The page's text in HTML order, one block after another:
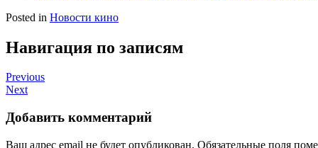
Posted in Новости кино
Навигация по записям
Previous
Next
Добавить комментарий
Ваш адрес email не будет опубликован. Обязательные поля